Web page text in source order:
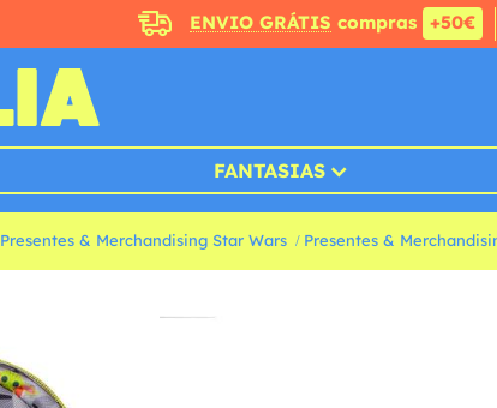
ENVIO GRÁTIS compras +50€
FANTASIAS
Presentes & Merchandising Star Wars Presentes &